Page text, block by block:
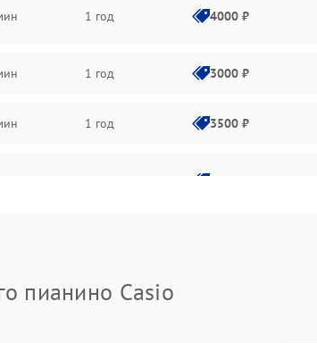
1 год 4000 ₽
1 год 3000 ₽
1 год 3500 ₽
2800 ₽
пианино Casio